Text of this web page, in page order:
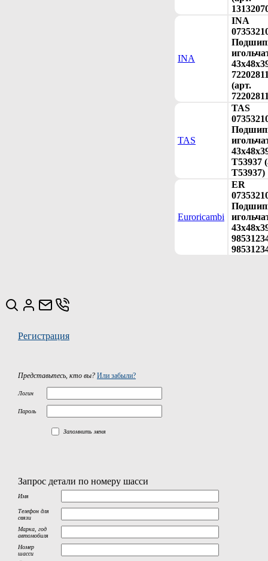
INA
INA
(арт.
TAS
TAS
T53937
T53937)
Euroricambi
ER
Регистрация
Представьтесь, кто вы? Или забыли?
Логин
Пароль
Запомнить меня
Запрос детали по номеру шасси
Имя
Телефон для
связи
Марка, год
автомобиля
Номер
шасси